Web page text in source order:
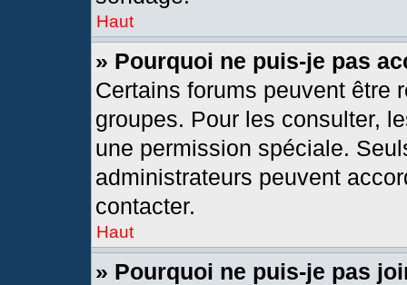
Haut
» Pourquoi ne puis-je pas
Certains forums peuvent être
groupes. Pour les consulter,
une permission spéciale.
administrateurs peuvent
contacter.
Haut
» Pourquoi ne puis-je pas